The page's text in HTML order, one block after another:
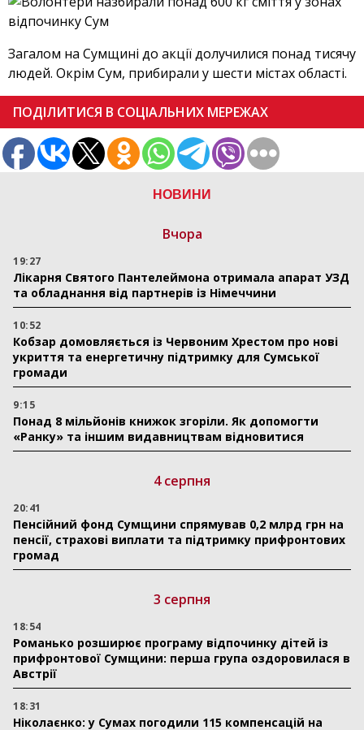
НОВИНИ
Вчора
19:27
Лікарня Святого Пантелеймона отримала апарат УЗД
та обладнання від партнерів із Німеччини
10:52
Кобзар домовляється із Червоним Хрестом про нові
укриття та енергетичну підтримку для Сумської
громади
9:15
Понад 8 мільйонів книжок згоріли. Як допомогти
«Ранку» та іншим видавництвам відновитися
4 серпня
20:41
Пенсійний фонд Сумщини спрямував 0,2 млрд грн на
пенсії, страхові виплати та підтримку прифронтових
громад
3 серпня
18:54
Романько розширює програму відпочинку дітей із
прифронтової Сумщини: перша група оздоровилася в
Австрії
18:31
Ніколаєнко: у Сумах погодили 115 компенсацій на
Загалом на Сумщині до акції долучилися понад тисячу
людей. Окрім Сум, прибирали у шести містах області.
ПОДІЛИТИСЯ В СОЦІАЛЬНИХ МЕРЕЖАХ